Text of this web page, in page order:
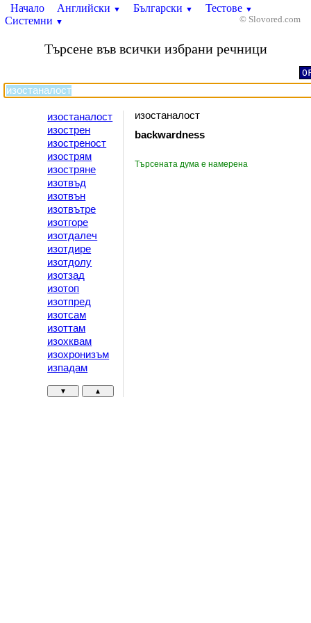
Начало Английски ▼ Български ▼ Тестове ▼
Системни ▼ © Slovored.com
Търсене във всички избрани речници
изостаналост
изострен
изостреност
изострям
изостряне
изотвъд
изотвън
изотвътре
изотгоре
изотдалеч
изотдире
изотдолу
изотзад
изотоп
изотпред
изотсам
изоттам
изохквам
изохронизъм
изпадам
▼ ▲
изостаналост
backwardness
Търсената дума е намерена